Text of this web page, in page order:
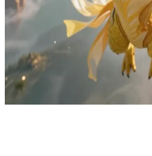
Lyra là nàng điểu nhân của gió
Aura. Lúc đầu, cô hay phàn nàn về
Aura vì sự bướng bỉnh của cô ấy. Khi
duy nhất không muốn phát động
gắng tìm hiểu chuyện gì thực sự đã
phải của Aura, tận dụng tốc độ của
và trấn an mọi người trước khi họ gây